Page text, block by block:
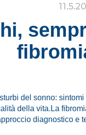
del sonno:
della vita.La
diagnostico e